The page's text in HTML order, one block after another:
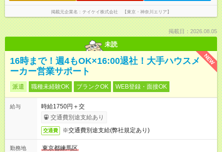
掲載元企業名 テイケイ株式会社 【東京・神奈川エリア】
掲載日：2026.08.05
未読
NEW
16時まで！週4もOK×16:00退社！大手ハウスメ
ーカー営業サポート
派遣 職種未経験OK ブランクOK WEB登録・面接OK
給与
時給1750円＋交
交通費別途支給あり
交通費 ※交通費別途支給(弊社規定あり)
勤務地
東京都練馬区